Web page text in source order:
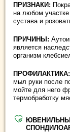
ПРИЗНАКИ:
на любом
сустава и
ПРИЧИНЫ:
является
организм
ПРОФИЛАКТИКА:
мыл руки после
мойте для него
термобработку